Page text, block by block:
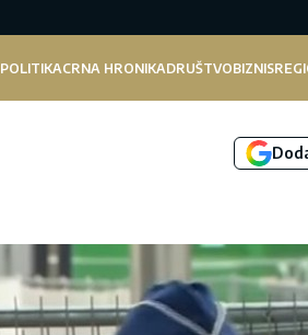
POLITIKACRNA HRONIKADRUŠTVOBIZNIS